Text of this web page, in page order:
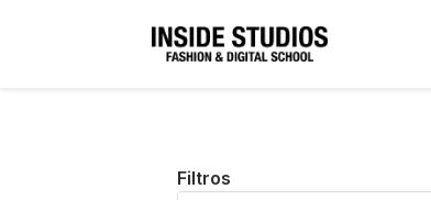
Filtros